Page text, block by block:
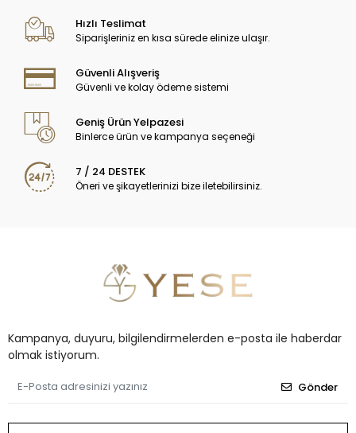
Hızlı Teslimat
Siparişleriniz en kısa sürede elinize ulaşır.
Güvenli Alışveriş
Güvenli ve kolay ödeme sistemi
Geniş Ürün Yelpazesi
Binlerce ürün ve kampanya seçeneği
7 / 24 DESTEK
Öneri ve şikayetlerinizi bize iletebilirsiniz.
Kampanya, duyuru, bilgilendirmelerden e-posta ile haberdar
olmak istiyorum.
Gönder